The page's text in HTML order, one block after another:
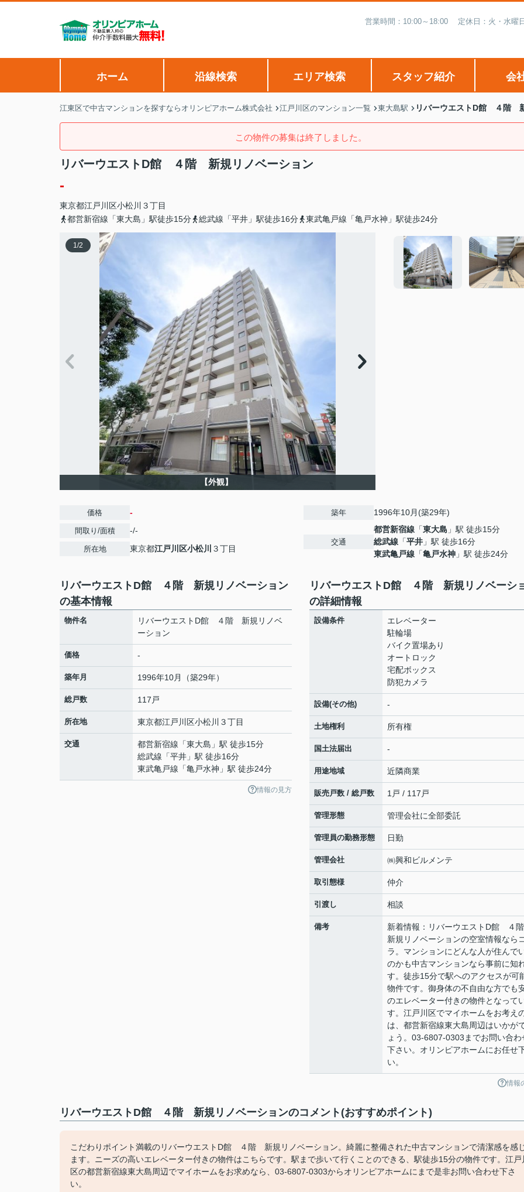
営業時間：10:00～18:00 定休日：火・水曜
ホーム 沿線検索 エリア検索 スタッフ紹介 会
江東区で中古マンションを探すならオリンピアホーム株式会社 江戸川区のマンション一覧 東大島駅 リバーウエストD館 ４階
この物件の募集は終了しました。
リバーウエストD館 ４階 新規リノベーション
-
東京都江戸川区小松川 ３丁目
都営新宿線「東大島」駅徒歩15分
総武線「平井」駅徒歩16分 東武亀戸線「亀戸水神」駅徒歩24分
1/2
【外観】
価格 -
間取り/面積 -/-
所在地 東京都江戸川区小松川 ３丁目
築年 1996年10月(築29年)
交通
都営新宿線 「東大島 」駅 徒歩15分
総武線 「平井 」駅 徒歩16分
東武亀戸線 「亀戸水神 」駅 徒歩24分
リバーウエストD館 ４階 新規リノベーション
の基本情報
物件名
リバーウエストD館 ４階 新規リノベ
ーション
価格 -
築年月 1996年10月（築29年）
総戸数 117戸
所在地 東京都江戸川区小松川 ３丁目
交通 都営新宿線 「東大島 」駅 徒歩15分
総武線 「平井 」駅 徒歩16分
東武亀戸線 「亀戸水神 」駅 徒歩24分
情報の見方
リバーウエストD館 ４階 新規リノベーシ
の詳細情報
設備条件
エレベーター
駐輪場
バイク置場あり
オートロック
宅配ボックス
防犯カメラ
設備(その他) -
土地権利 所有権
国土法届出 -
用途地域 近隣商業
販売戸数 / 総戸数 1戸 / 117戸
管理形態 管理会社に全部委託
管理員の勤務形態 日勤
管理会社 ㈱興和ビルメンテ
取引態様 仲介
引渡し 相談
備考
新着情報：リバーウエストD館
新規リノベーションの空室情報なら
ラ。マンションにどんな人が住んで
のかも中古マンションなら事前に知
す。徒歩15分で駅へのアクセスが可
物件です。御身体の不自由な方でも
のエレベーター付きの物件となって
す。江戸川区でマイホームをお考え
は、都営新宿線東大島周辺はいかが
ょう。03-6807-0303までお問い合わ
下さい。オリンピアホームにお任せ
い。
情報
リバーウエストD館 ４階 新規リノベーションのコメント(おすすめポイント)
こだわりポイント満載のリバーウエストD館 ４階 新規リノベーション。綺麗に整備された中古マンションで清潔感を感
ます。ニーズの高いエレベーター付きの物件はこちらです。駅まで歩いて行くことのできる、駅徒歩15分の物件です。江戸
区の都営新宿線東大島周辺でマイホームをお求めなら、03-6807-0303からオリンピアホームにまで是非お問い合わせ下さ
い。